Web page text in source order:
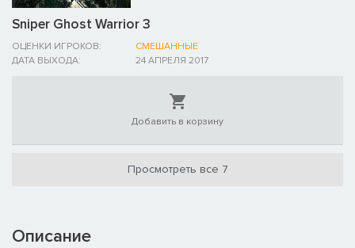
Sniper Ghost Warrior 3
ОЦЕНКИ ИГРОКОВ:
СМЕШАННЫЕ
ДАТА ВЫХОДА:
24 АПРЕЛЯ 2017
Добавить в корзину
Просмотреть все 7
Описание